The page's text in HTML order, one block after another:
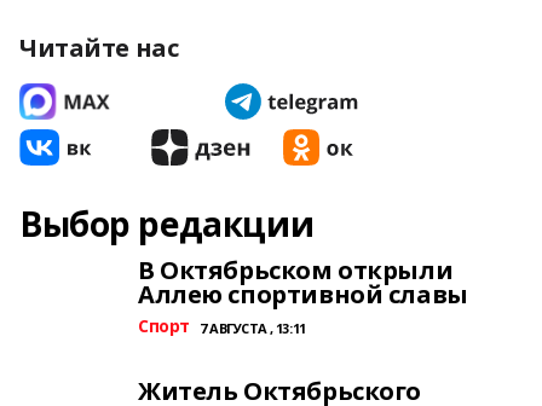
Читайте нас
Выбор редакции
В Октябрьском открыли
Аллею спортивной славы
Спорт 7 АВГУСТА , 13:11
Житель Октябрьского